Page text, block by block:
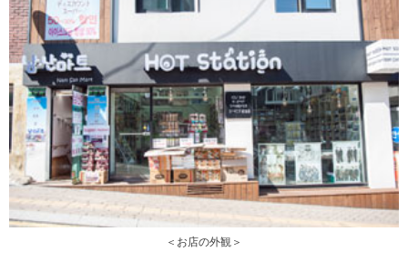
＜お店の外観＞